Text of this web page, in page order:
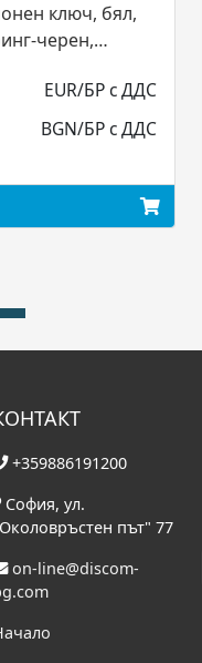
ключ, бял,
черен,
EUR/БР с ДДС
BGN/БР с ДДС
+359886191200
София, ул.
път" 77
on-line@discom-